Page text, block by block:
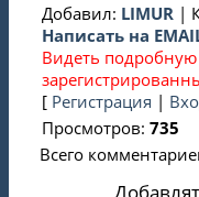
Добавил: LIMUR |
Написать на
Видеть
[ Регистрация |
Просмотров: 735
Всего